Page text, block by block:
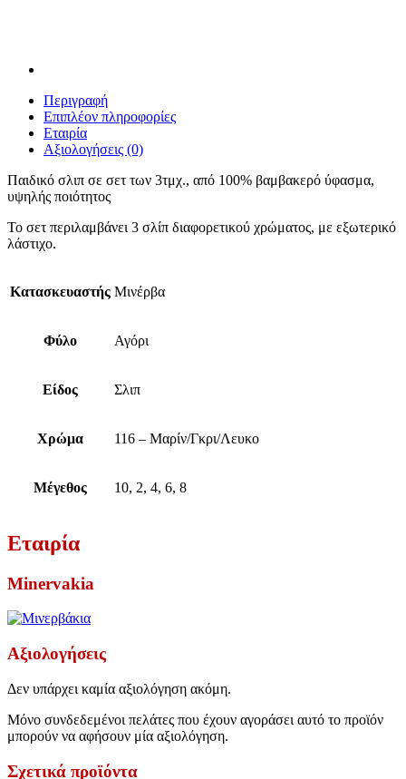
Περιγραφή
Επιπλέον πληροφορίες
Εταιρία
Αξιολογήσεις (0)
Παιδικό σλιπ σε σετ των 3τμχ., από 100% βαμβακερό ύφασμα,
υψηλής ποιότητος
Το σετ περιλαμβάνει 3 σλίπ διαφορετικού χρώματος, με εξωτερικό
λάστιχο.
Κατασκευαστής Μινέρβα
Φύλο Αγόρι
Είδος Σλιπ
Χρώμα 116 – Μαρίν/Γκρι/Λευκο
Μέγεθος 10, 2, 4, 6, 8
Εταιρία
Minervakia
Αξιολογήσεις
Δεν υπάρχει καμία αξιολόγηση ακόμη.
Μόνο συνδεδεμένοι πελάτες που έχουν αγοράσει αυτό το προϊόν
μπορούν να αφήσουν μία αξιολόγηση.
Σχετικά προϊόντα